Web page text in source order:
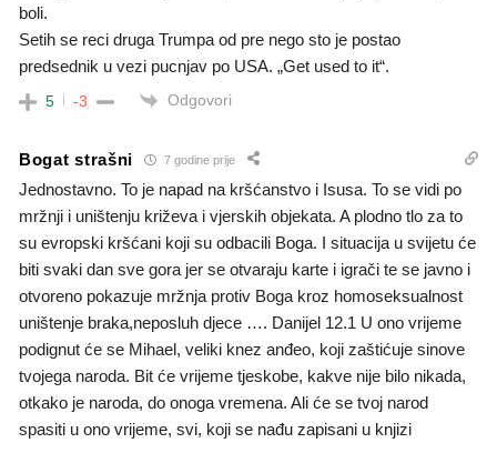
boli.
Setih se reci druga Trumpa od pre nego sto je postao
predsednik u vezi pucnjav po USA. „Get used to it“.
5 -3 Odgovori
Bogat strašni 7 godine prije
Jednostavno. To je napad na kršćanstvo i Isusa. To se vidi po
mržnji i uništenju križeva i vjerskih objekata. A plodno tlo za to
su evropski kršćani koji su odbacili Boga. I situacija u svijetu će
biti svaki dan sve gora jer se otvaraju karte i igrači te se javno i
otvoreno pokazuje mržnja protiv Boga kroz homoseksualnost
uništenje braka,neposluh djece …. Danijel 12.1 U ono vrijeme
podignut će se Mihael, veliki knez anđeo, koji zaštićuje sinove
tvojega naroda. Bit će vrijeme tjeskobe, kakve nije bilo nikada,
otkako je naroda, do onoga vremena. Ali će se tvoj narod
spasiti u ono vrijeme, svi, koji se nađu zapisani u knjizi